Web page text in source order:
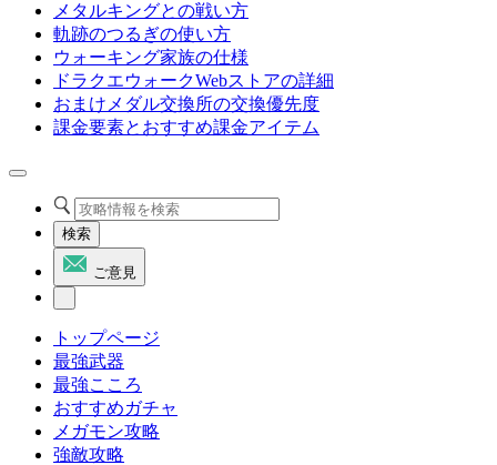
メタルキングとの戦い方
軌跡のつるぎの使い方
ウォーキング家族の仕様
ドラクエウォークWebストアの詳細
おまけメダル交換所の交換優先度
課金要素とおすすめ課金アイテム
検索
ご意見
トップページ
最強武器
最強こころ
おすすめガチャ
メガモン攻略
強敵攻略